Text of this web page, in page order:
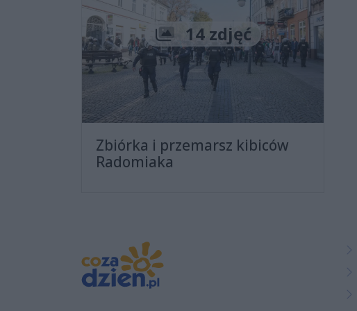
Liczba zdjęć
14 zdjęć
Zbiórka i przemarsz kibiców
Radomiaka